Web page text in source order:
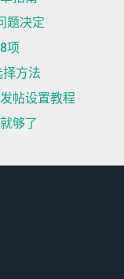
题决定
项
方法
帖设置教程
够了